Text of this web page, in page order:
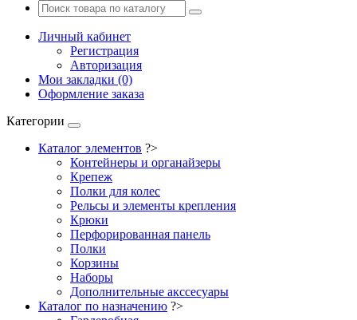
Личный кабинет
Регистрация
Авторизация
Мои закладки (0)
Оформление заказа
Категории
Каталог элементов ?>
Контейнеры и органайзеры
Крепеж
Полки для колес
Рельсы и элементы крепления
Крюки
Перфорированная панель
Полки
Корзины
Наборы
Дополнительные акссесуары
Каталог по назначению ?>